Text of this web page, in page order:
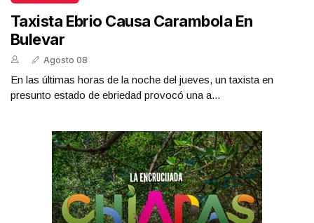
Taxista Ebrio Causa Carambola En
Bulevar
Agosto 08
En las últimas horas de la noche del jueves, un taxista en
presunto estado de ebriedad provocó una a...